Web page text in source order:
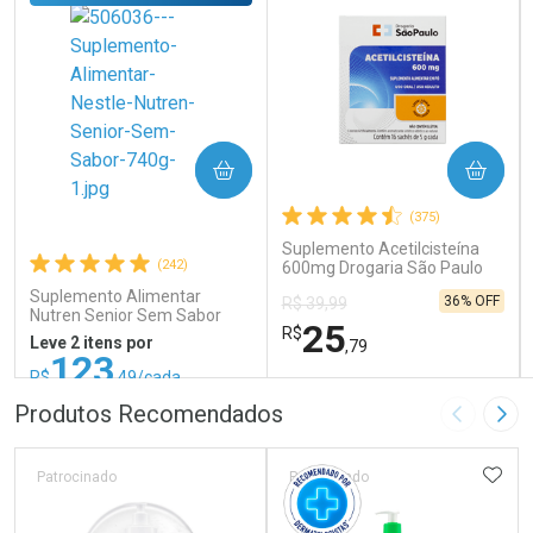
(242)
Suplemento Alimentar
Nutren Senior Sem Sabor
740g
Leve 2 itens por
R$123,49/cada
COMPRAR
FECHAR
FECHAR
Por Menos
(375)
Suplemento Acetilcisteína
600mg Drogaria São Paulo
R$ 39,99
R$25,79
36% OFF
COMPRAR
Por Menos
Produtos Recomendados Imagem
Patrocinado Patrocinado